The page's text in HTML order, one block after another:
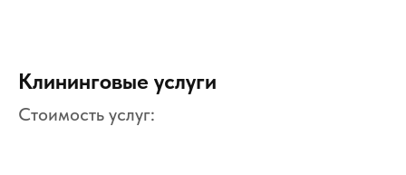
Клининговые услуги
Стоимость услуг: